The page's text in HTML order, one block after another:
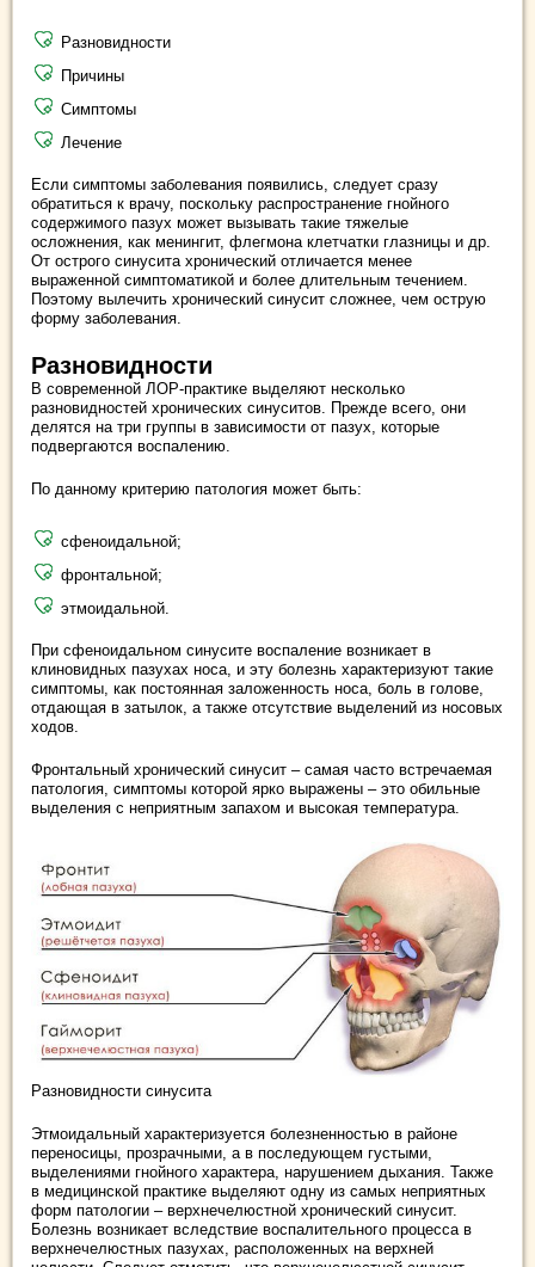
Разновидности
Причины
Симптомы
Лечение
Если симптомы заболевания появились, следует сразу
обратиться к врачу, поскольку распространение гнойного
содержимого пазух может вызывать такие тяжелые
осложнения, как менингит, флегмона клетчатки глазницы и др.
От острого синусита хронический отличается менее
выраженной симптоматикой и более длительным течением.
Поэтому вылечить хронический синусит сложнее, чем острую
форму заболевания.
Разновидности
В современной ЛОР-практике выделяют несколько
разновидностей хронических синуситов. Прежде всего, они
делятся на три группы в зависимости от пазух, которые
подвергаются воспалению.
По данному критерию патология может быть:
сфеноидальной;
фронтальной;
этмоидальной.
При сфеноидальном синусите воспаление возникает в
клиновидных пазухах носа, и эту болезнь характеризуют такие
симптомы, как постоянная заложенность носа, боль в голове,
отдающая в затылок, а также отсутствие выделений из носовых
ходов.
Фронтальный хронический синусит – самая часто встречаемая
патология, симптомы которой ярко выражены – это обильные
выделения с неприятным запахом и высокая температура.
Разновидности синусита
Этмоидальный характеризуется болезненностью в районе
переносицы, прозрачными, а в последующем густыми,
выделениями гнойного характера, нарушением дыхания. Также
в медицинской практике выделяют одну из самых неприятных
форм патологии – верхнечелюстной хронический синусит.
Болезнь возникает вследствие воспалительного процесса в
верхнечелюстных пазухах, расположенных на верхней